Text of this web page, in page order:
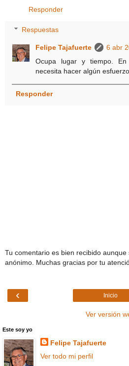
Responder
Respuestas
Felipe Tajafuerte
6 abr
Ocupa lugar y tiempo.
necesita hacer algún
Responder
Tu comentario es bien recibido aunque
anónimo. Muchas gracias por tu
‹ Inicio
Ver versión
Este soy yo
Felipe Tajafuerte
Ver todo mi perfil